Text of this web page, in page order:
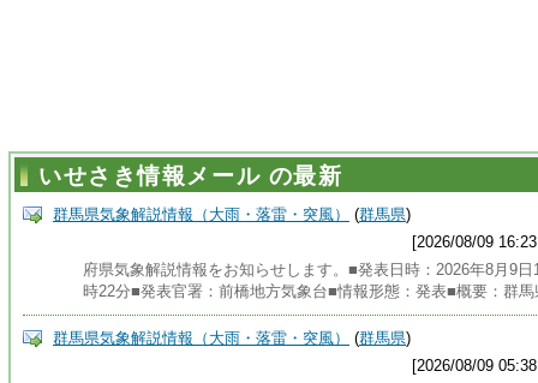
いせさき情報メール の最新
群馬県気象解説情報（大雨・落雷・突風） (群馬県)
[2026/08/09
府県気象解説情報をお知らせします。■発表日時：2026年8月9日
時22分■発表官署：前橋地方気象台■情報形態：発表■概要：群馬
群馬県気象解説情報（大雨・落雷・突風） (群馬県)
[2026/08/09